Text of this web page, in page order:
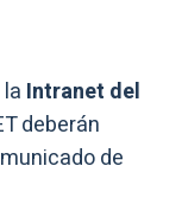
Intranet del
deberán
de